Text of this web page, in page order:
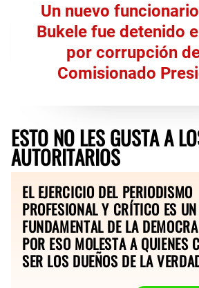
Un nuevo
Bukele fue detenido
por corrupción
Comisionado
ESTO NO LES GUSTA A
AUTORITARIOS
EL EJERCICIO DEL PERIODISMO
PROFESIONAL Y CRÍTICO ES
FUNDAMENTAL DE LA
POR ESO MOLESTA A QUIENES
SER LOS DUEÑOS DE LA